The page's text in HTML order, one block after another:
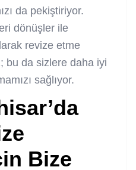
da pekiştiriyor.
dönüşler ile
revize etme
bu da sizlere daha iyi
sağlıyor.
Bize